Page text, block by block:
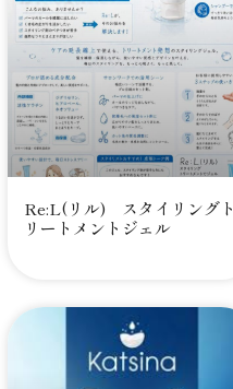
Re:L(リル) スタイリングト
リートメントジェル